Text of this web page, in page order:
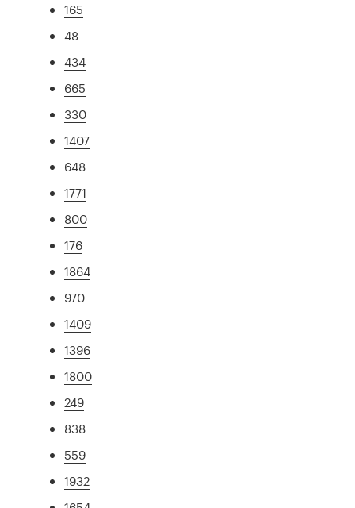
165
48
434
665
330
1407
648
1771
800
176
1864
970
1409
1396
1800
249
838
559
1932